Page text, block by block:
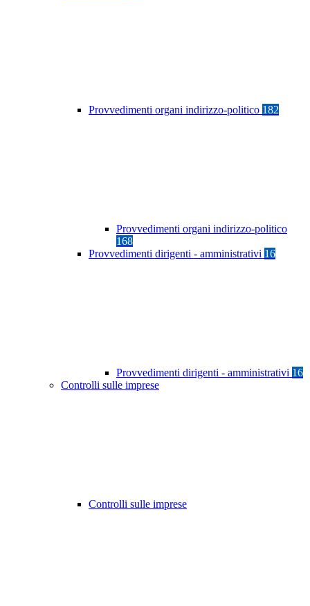
Provvedimenti organi indirizzo-politico 182
Provvedimenti organi indirizzo-politico
168
Provvedimenti dirigenti - amministrativi 16
Provvedimenti dirigenti - amministrativi 16
Controlli sulle imprese
Controlli sulle imprese